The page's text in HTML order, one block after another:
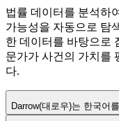
법률 데이터를 분석하
가능성을 자동으로 탐
한 데이터를 바탕으로
문가가 사건의 가치를
다.
Darrow(대로우)는 한국어